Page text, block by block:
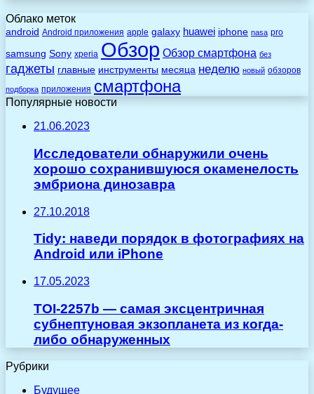
Облако меток
android Android приложения apple galaxy huawei iphone nasa pro
samsung Sony xperia Обзор Обзор смартфона без
гаджеты главные инструменты месяца неделю новый обзоров
подборка приложения смартфона
Популярные новости
21.06.2023
Исследователи обнаружили очень
хорошо сохранившуюся окаменелость
эмбриона динозавра
27.10.2018
Tidy: наведи порядок в фотографиях на
Android или iPhone
17.05.2023
TOI-2257b — самая эксцентричная
субнептуновая экзопланета из когда-
либо обнаруженных
Рубрики
Будущее